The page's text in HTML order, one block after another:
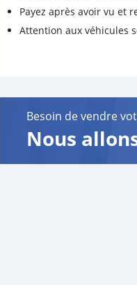
Payez après avoir vu et
Attention aux véhicules
Besoin de vendre
Nous